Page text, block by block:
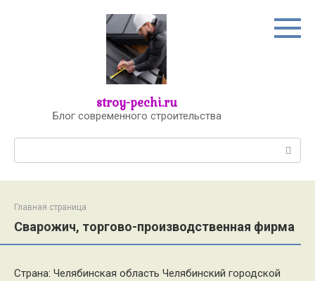
stroy-pechi.ru
Блог современного строительства
Главная страница
Сварожич, торгово-производственная фирма
Страна: Челябинская область Челябинский городской